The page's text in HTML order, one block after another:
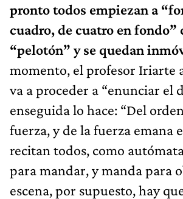
pronto todos empiezan a
cuadro, de cuatro en fondo”
“pelotón” y se quedan
momento, el profesor Iriarte
va a proceder a “enunciar el
enseguida lo hace: “Del
fuerza, y de la fuerza emana
recitan todos, como
para mandar, y manda para
escena, por supuesto, hay